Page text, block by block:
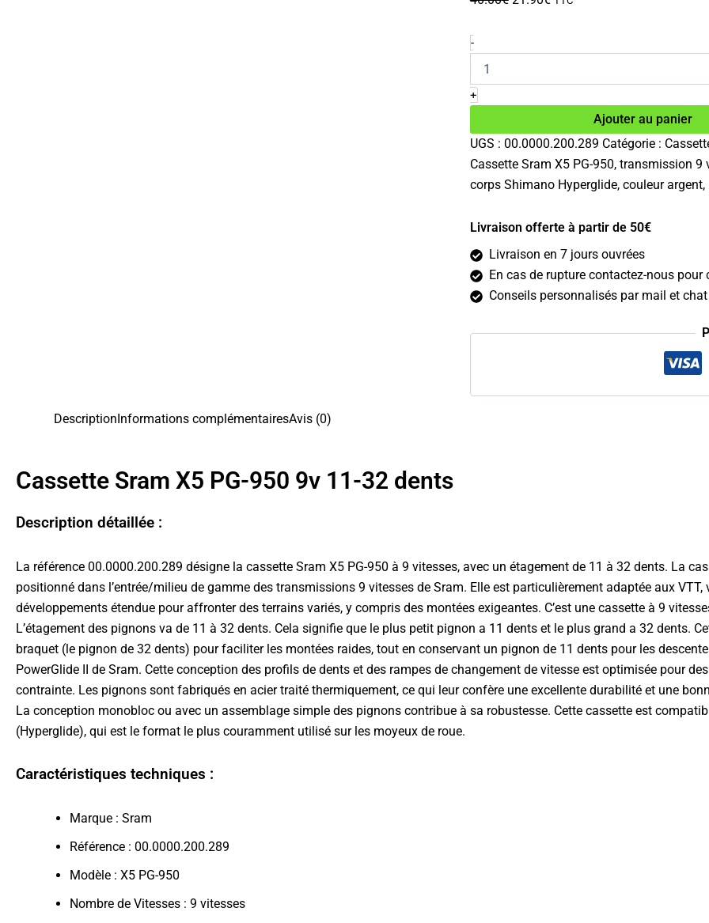
40.00€.21.90€.
-quantité
de
Cassette
Sram
X5
950
9v
11-
32
+
Ajouter au panier
UGS : 00.0000.200.289 Catégorie :
Cassette Sram X5 PG-950, transmission 9
corps Shimano Hyperglide, couleur
Livraison offerte à partir de 50€
Livraison en 7 jours ouvrées
En cas de rupture contactez-nous pour
Conseils personnalisés par mail et chat
DescriptionInformations complémentairesAvis (0)
Cassette Sram X5 PG-950 9v 11-32 dents
Description détaillée :
La référence 00.0000.200.289 désigne la cassette Sram X5 PG-950 à 9 vitesses, avec un étagement de 11 à 32 dents. La
positionné dans l’entrée/milieu de gamme des transmissions 9 vitesses de Sram. Elle est particulièrement adaptée aux
développements étendue pour affronter des terrains variés, y compris des montées exigeantes. C’est une cassette à 9
L’étagement des pignons va de 11 à 32 dents. Cela signifie que le plus petit pignon a 11 dents et le plus grand a 32 dents.
braquet (le pignon de 32 dents) pour faciliter les montées raides, tout en conservant un pignon de 11 dents pour les
PowerGlide II de Sram. Cette conception des profils de dents et des rampes de changement de vitesse est optimisée pour
contrainte. Les pignons sont fabriqués en acier traité thermiquement, ce qui leur confère une excellente durabilité et une
La conception monobloc ou avec un assemblage simple des pignons contribue à sa robustesse. Cette cassette est
(Hyperglide), qui est le format le plus couramment utilisé sur les moyeux de roue.
Caractéristiques techniques :
Marque : Sram
Référence : 00.0000.200.289
Modèle : X5 PG-950
Nombre de Vitesses : 9 vitesses